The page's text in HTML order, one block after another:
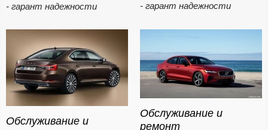
- гарант надежности
- гарант надежности
Обслуживание и
Обслуживание и
ремонт